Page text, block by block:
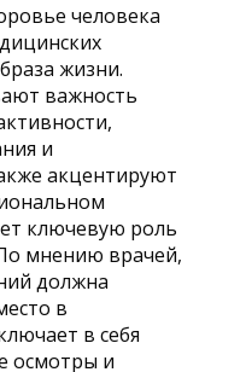
человека
жизни.
важность
и
акцентируют
ключевую роль
мнению врачей,
должна
в
в себя
осмотры и